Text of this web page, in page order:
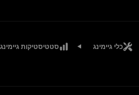
כלי גיימינג סטטיסטיקות גיימינג